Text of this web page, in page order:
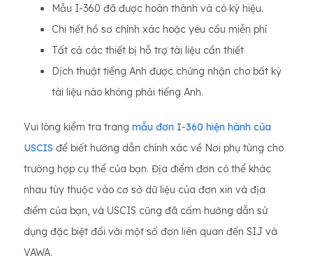
Mẫu I-360 đã được hoàn thành và có ký hiệu.
Chi tiết hồ sơ chính xác hoặc yêu cầu miễn phí
Tất cả các thiết bị hỗ trợ tài liệu cần thiết
Dịch thuật tiếng Anh được chứng nhận cho bất kỳ
tài liệu nào không phải tiếng Anh.
Vui lòng kiểm tra trang mẫu đơn I-360 hiện hành của
USCIS để biết hướng dẫn chính xác về Nơi phụ tùng cho
trường hợp cụ thể của bạn. Địa điểm đơn có thể khác
nhau tùy thuộc vào cơ sở dữ liệu của đơn xin và địa
điểm của bạn, và USCIS cũng đã cấm hướng dẫn sử
dụng đặc biệt đối với một số đơn liên quan đến SIJ và
VAWA.